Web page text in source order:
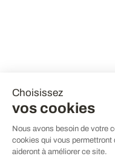
Choisissez
vos cookies
Nous avons besoin de votre
cookies qui vous permettront
aideront à améliorer ce site.